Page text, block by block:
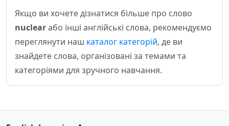
Якщо ви хочете дізнатися більше про слово
nuclearабо інші англійські слова, рекомендуємо
переглянути наш каталог категорій, де ви
знайдете слова, організовані за темами та
категоріями для зручного навчання.